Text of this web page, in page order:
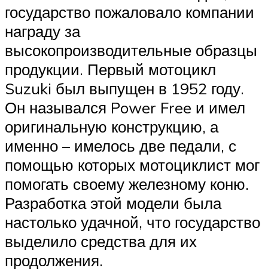
государство пожаловало компании
награду за
высокопроизводительные образцы
продукции. Первый мотоцикл
Suzuki был выпущен в 1952 году.
Он назывался Power Free и имел
оригинальную конструкцию, а
именно – имелось две педали, с
помощью которых мотоциклист мог
помогать своему железному коню.
Разработка этой модели была
настолько удачной, что государство
выделило средства для их
продолжения.